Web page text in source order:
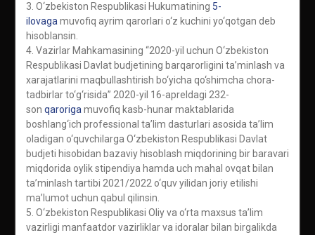
3. O‘zbekiston Respublikasi Hukumatining 5-
ilovaga muvofiq ayrim qarorlari o‘z kuchini yo‘qotgan deb
hisoblansin.
4. Vazirlar Mahkamasining “2020-yil uchun O‘zbekiston
Respublikasi Davlat budjetining barqarorligini ta’minlash va
xarajatlarini maqbullashtirish bo‘yicha qo‘shimcha chora-
tadbirlar to‘g‘risida” 2020-yil 16-apreldagi 232-
son qaroriga muvofiq kasb-hunar maktablarida
boshlang‘ich professional ta’lim dasturlari asosida ta’lim
oladigan o‘quvchilarga O‘zbekiston Respublikasi Davlat
budjeti hisobidan bazaviy hisoblash miqdorining bir baravari
miqdorida oylik stipendiya hamda uch mahal ovqat bilan
ta’minlash tartibi 2021/2022 o‘quv yilidan joriy etilishi
ma’lumot uchun qabul qilinsin.
5. O‘zbekiston Respublikasi Oliy va o‘rta maxsus ta’lim
vazirligi manfaatdor vazirliklar va idoralar bilan birgalikda